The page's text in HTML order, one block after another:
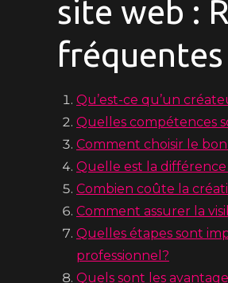
site web :
fréquentes
Qu’est-ce qu’un
Quelles compétences
Comment choisir le
Quelle est la
Combien coûte la
Comment assurer la
Quelles étapes sont
professionnel?
Quels sont les